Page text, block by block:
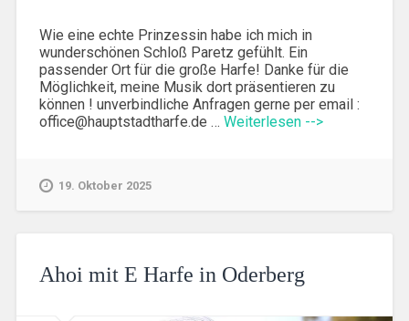
Wie eine echte Prinzessin habe ich mich in
wunderschönen Schloß Paretz gefühlt. Ein
passender Ort für die große Harfe! Danke für die
Möglichkeit, meine Musik dort präsentieren zu
können ! unverbindliche Anfragen gerne per email :
office@hauptstadtharfe.de … Weiterlesen -->
19. Oktober 2025
Ahoi mit E Harfe in Oderberg